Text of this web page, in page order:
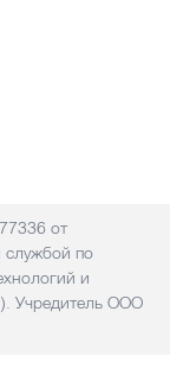
от
службой по
и
Учредитель ООО